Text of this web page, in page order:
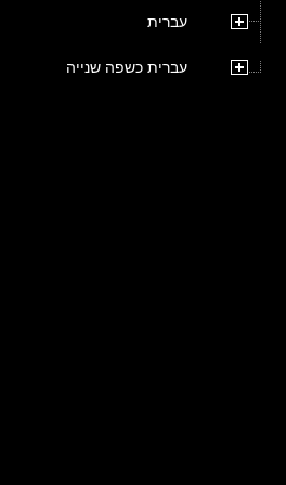
עברית
עברית כשפה שנייה